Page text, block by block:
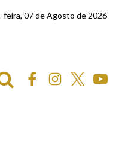
feira, 07 de Agosto de 2026